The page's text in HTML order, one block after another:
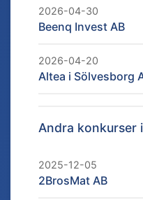
2026-04-30
Beenq Invest AB
2026-04-20
Altea i Sölvesborg
Andra konkurser
2025-12-05
2BrosMat AB